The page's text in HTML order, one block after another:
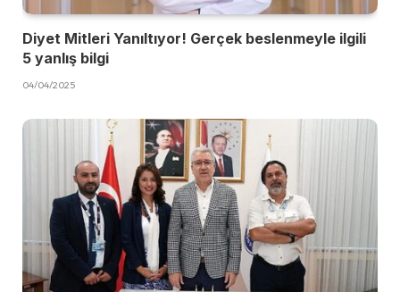
Diyet Mitleri Yanıltıyor! Gerçek beslenmeyle ilgili
5 yanlış bilgi
04/04/2025